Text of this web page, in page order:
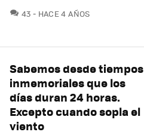
43 COMENTARIOS
HACE 4 AÑOS
Sabemos desde tiempos
inmemoriales que los
días duran 24 horas.
Excepto cuando sopla el
viento